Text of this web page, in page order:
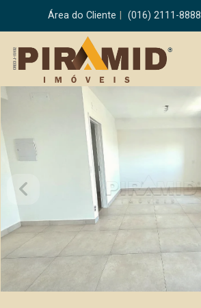
Área do Cliente (016) 2111-8888